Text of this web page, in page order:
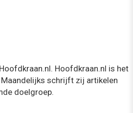
Hoofdkraan.nl is het
schrijft zij artikelen
doelgroep.